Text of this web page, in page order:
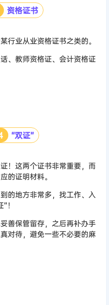
资格证书
行业从业资格证书之类的。
、教师资格证、会计资格证
“双证”
！这两个证书非常重要，而
的证明材料。
的地方非常多，找工作、入
！
善保管留存，之后再补办手
对待，避免一些不必要的麻